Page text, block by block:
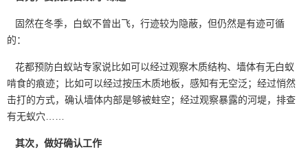
固然在冬季，白蚁不曾出飞，行迹较为隐蔽，但仍然是有迹可循
的：
花都预防白蚁站专家说比如可以经过观察木质结构、墙体有无白蚁
啃食的痕迹；比如可以经过按压木质地板，感知有无空泛；经过悄然
击打的方式，确认墙体内部是够被蛀空；经过观察暴露的河堤，排查
有无蚁穴……
其次，做好确认工作